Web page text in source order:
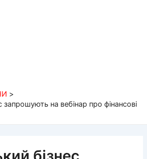
запрошують на вебінар про фінансові